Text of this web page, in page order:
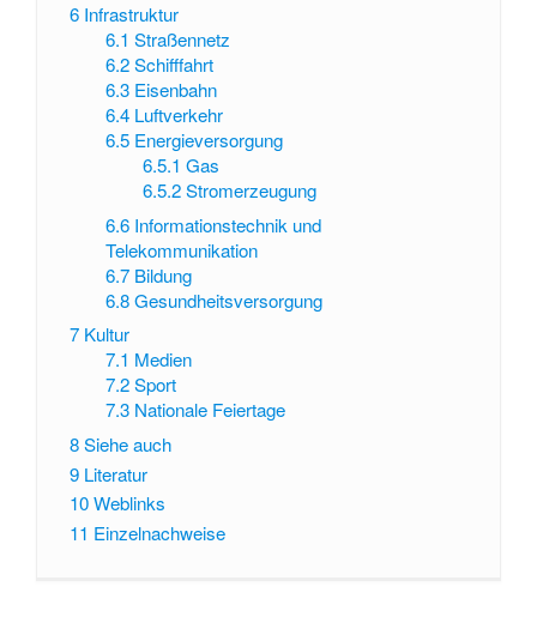
6 Infrastruktur
6.1 Straßennetz
6.2 Schifffahrt
6.3 Eisenbahn
6.4 Luftverkehr
6.5 Energieversorgung
6.5.1 Gas
6.5.2 Stromerzeugung
6.6 Informationstechnik und
Telekommunikation
6.7 Bildung
6.8 Gesundheitsversorgung
7 Kultur
7.1 Medien
7.2 Sport
7.3 Nationale Feiertage
8Siehe auch
9 Literatur
10Weblinks
11 Einzelnachweise